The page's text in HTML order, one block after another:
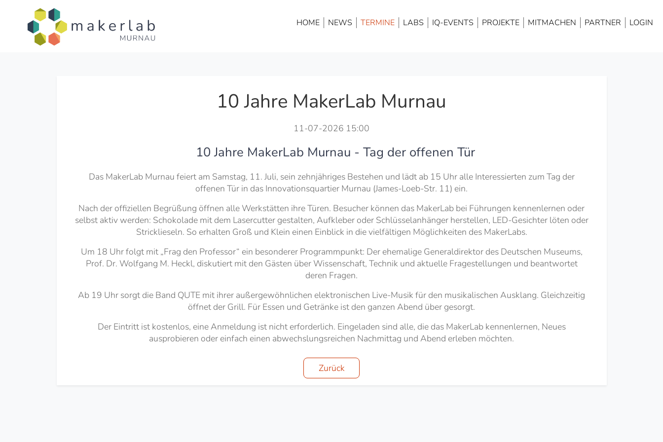
ÜBERSPRINGEN
HOME NEWS TERMINE LABS IQ-EVENTS PROJEKTE MITMACHEN PARTNER LOGIN
10 Jahre MakerLab Murnau
11-07-2026 15:00
10 Jahre MakerLab Murnau - Tag der offenen Tür
Das MakerLab Murnau feiert am Samstag, 11. Juli, sein zehnjähriges Bestehen und lädt ab 15 Uhr alle Interessierten zum Tag der
offenen Tür in das Innovationsquartier Murnau (James-Loeb-Str. 11) ein.
Nach der offiziellen Begrüßung öffnen alle Werkstätten ihre Türen. Besucher können das MakerLab bei Führungen kennenlernen oder
selbst aktiv werden: Schokolade mit dem Lasercutter gestalten, Aufkleber oder Schlüsselanhänger herstellen, LED-Gesichter löten oder
Stricklieseln. So erhalten Groß und Klein einen Einblick in die vielfältigen Möglichkeiten des MakerLabs.
Um 18 Uhr folgt mit „Frag den Professor“ ein besonderer Programmpunkt: Der ehemalige Generaldirektor des Deutschen Museums,
Prof. Dr. Wolfgang M. Heckl, diskutiert mit den Gästen über Wissenschaft, Technik und aktuelle Fragestellungen und beantwortet
deren Fragen.
Ab 19 Uhr sorgt die Band QUTE mit ihrer außergewöhnlichen elektronischen Live-Musik für den musikalischen Ausklang. Gleichzeitig
öffnet der Grill. Für Essen und Getränke ist den ganzen Abend über gesorgt.
Der Eintritt ist kostenlos, eine Anmeldung ist nicht erforderlich. Eingeladen sind alle, die das MakerLab kennenlernen, Neues
ausprobieren oder einfach einen abwechslungsreichen Nachmittag und Abend erleben möchten.
Zurück